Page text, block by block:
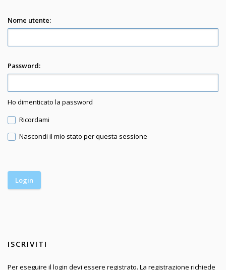
Nome utente:
Password:
Ho dimenticato la password
Ricordami
Nascondi il mio stato per questa sessione
ISCRIVITI
Per eseguire il login devi essere registrato. La registrazione richiede